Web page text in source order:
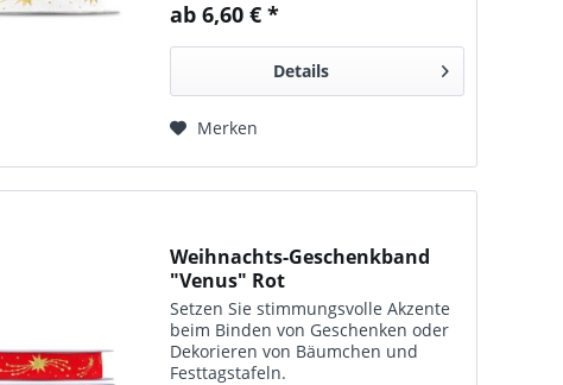
ab 6,60 € *
Details
Merken
Weihnachts-Geschenkband
"Venus" Rot
Setzen Sie stimmungsvolle Ak­zente
beim Bin­den von Ge­schenken oder
Deko­rieren von Bäumchen und
Festtagstafeln.